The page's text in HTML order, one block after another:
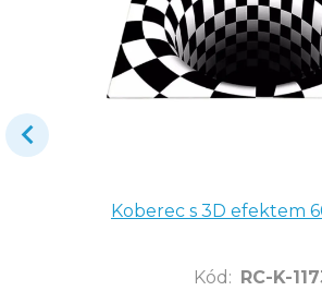
Koberec s 3D efektem
Kód : RC-K-